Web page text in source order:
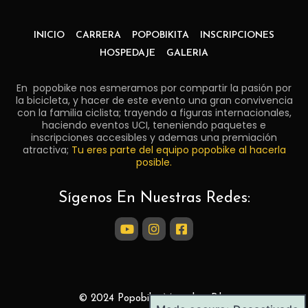
INICIO CARRERA POPOBIKITA
INSCRIPCIONES
HOSPEDAJE
GALERIA
En popobike nos esmeramos por compartir la pasión por
la bicicleta, y hacer de este evento una gran convivencia
con la familia ciclista; trayendo a figuras internacionales,
haciendo eventos UCI, teneniendo paquetes e
inscripciones accesibles y ademas una premiación
atractiva; Tu eres parte del equipo popobike al hacerla
posible.
Sígenos En Nuestras Redes:
© 2024 Popobike Marathon Bike